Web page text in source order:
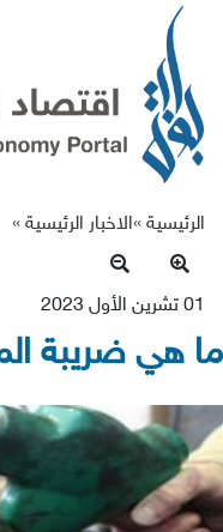
الرئيسية »الاخبار الرئيسية »
01 تشرين الأول 2023
ما هي ضريبة